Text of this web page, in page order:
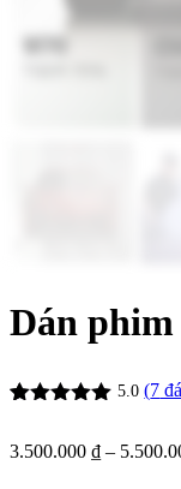
Dán
5.0
đánh giá
(7
3.500.000 ₫ –